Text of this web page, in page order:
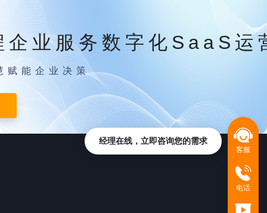
企业服务数字化SaaS运
赋能企业决策
客服
电话
经理在线，立即咨询您的需求